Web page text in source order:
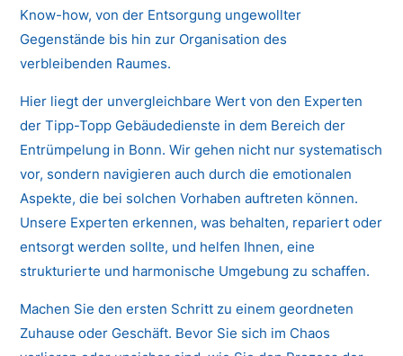
Know-how, von der Entsorgung ungewollter
Gegenstände bis hin zur Organisation des
verbleibenden Raumes.
Hier liegt der unvergleichbare Wert von den Experten
der Tipp-Topp Gebäudedienste in dem Bereich der
Entrümpelung in Bonn. Wir gehen nicht nur systematisch
vor, sondern navigieren auch durch die emotionalen
Aspekte, die bei solchen Vorhaben auftreten können.
Unsere Experten erkennen, was behalten, repariert oder
entsorgt werden sollte, und helfen Ihnen, eine
strukturierte und harmonische Umgebung zu schaffen.
Machen Sie den ersten Schritt zu einem geordneten
Zuhause oder Geschäft. Bevor Sie sich im Chaos